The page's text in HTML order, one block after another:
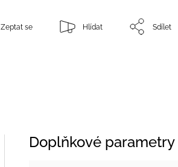
Zeptat se Hlídat Sdílet
Doplňkové parametry